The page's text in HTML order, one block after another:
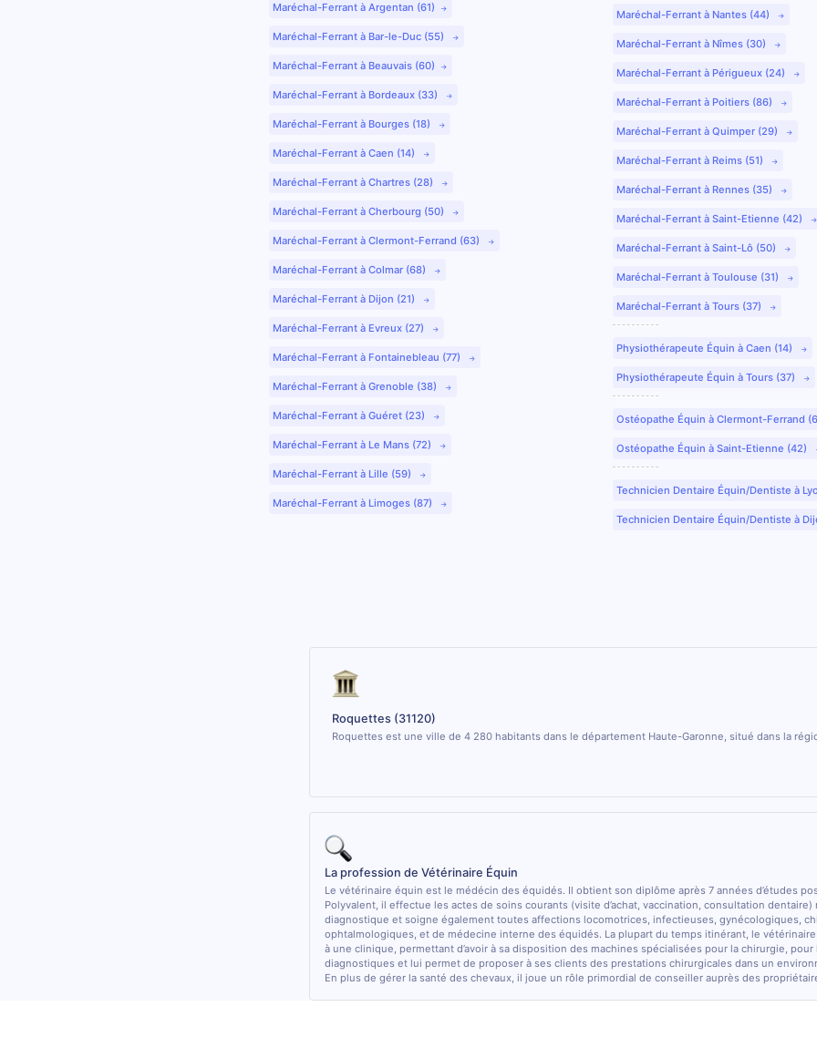
Maréchal-Ferrant à Argentan (61)
Maréchal-Ferrant à Bar-le-Duc (55)
Maréchal-Ferrant à Beauvais (60)
Maréchal-Ferrant à Bordeaux (33)
Maréchal-Ferrant à Bourges (18)
Maréchal-Ferrant à Caen (14)
Maréchal-Ferrant à Chartres (28)
Maréchal-Ferrant à Cherbourg (50)
Maréchal-Ferrant à Clermont-Ferrand (63)
Maréchal-Ferrant à Colmar (68)
Maréchal-Ferrant à Dijon (21)
Maréchal-Ferrant à Evreux (27)
Maréchal-Ferrant à Fontainebleau (77)
Maréchal-Ferrant à Grenoble (38)
Maréchal-Ferrant à Guéret (23)
Maréchal-Ferrant à Le Mans (72)
Maréchal-Ferrant à Lille (59)
Maréchal-Ferrant à Limoges (87)
Maréchal-Ferrant à Nantes (44)
Maréchal-Ferrant à Nîmes (30)
Maréchal-Ferrant à Périgueux (24)
Maréchal-Ferrant à Poitiers (86)
Maréchal-Ferrant à Quimper (29)
Maréchal-Ferrant à Reims (51)
Maréchal-Ferrant à Rennes (35)
Maréchal-Ferrant à Saint-Etienne (42)
Maréchal-Ferrant à Saint-Lô (50)
Maréchal-Ferrant à Toulouse (31)
Maréchal-Ferrant à Tours (37)
Physiothérapeute Équin à Caen (14)
Physiothérapeute Équin à Tours (37)
Ostéopathe Équin à Clermont-Ferrand
Ostéopathe Équin à Saint-Etienne (42)
Technicien Dentaire Équin/Dentiste à
Technicien Dentaire Équin/Dentiste à
Roquettes (31120)
Roquettes est une ville de 4 280 habitants dans le département Haute-Garonne, situé dans la
La profession de Vétérinaire Équin
Le vétérinaire équin est le médécin des équidés. Il obtient son diplôme après 7 années d’études
Polyvalent, il effectue les actes de soins courants (visite d’achat, vaccination, consultation dentaire)
diagnostique et soigne également toutes affections locomotrices, infectieuses, gynécologiques,
ophtalmologiques, et de médecine interne des équidés. La plupart du temps itinérant, le
à une clinique, permettant d’avoir à sa disposition des machines spécialisées pour la chirurgie,
diagnostiques et lui permet de proposer à ses clients des prestations chirurgicales dans un
En plus de gérer la santé des chevaux, il joue un rôle primordial de conseiller auprès des